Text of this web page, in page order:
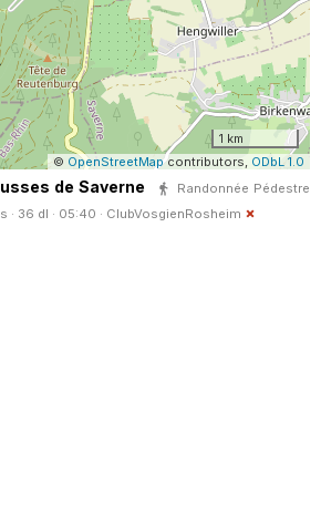
1 km
© OpenStreetMapcontributors, ODbL 1.0
de Saverne
Randonnée Pédestre
· 36 dl · 05:40 · ClubVosgienRosheim